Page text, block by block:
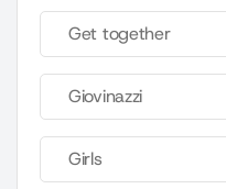
Get together
Giovinazzi
Girls